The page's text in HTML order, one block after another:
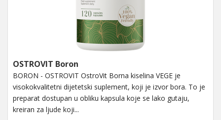
OSTROVIT Boron
BORON - OSTROVIT OstroVit Borna kiselina VEGE je
visokokvalitetni dijetetski suplement, koji je izvor bora. To je
preparat dostupan u obliku kapsula koje se lako gutaju,
kreiran za ljude koji...